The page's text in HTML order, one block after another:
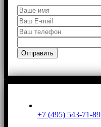
+7 (495) 543-71-89